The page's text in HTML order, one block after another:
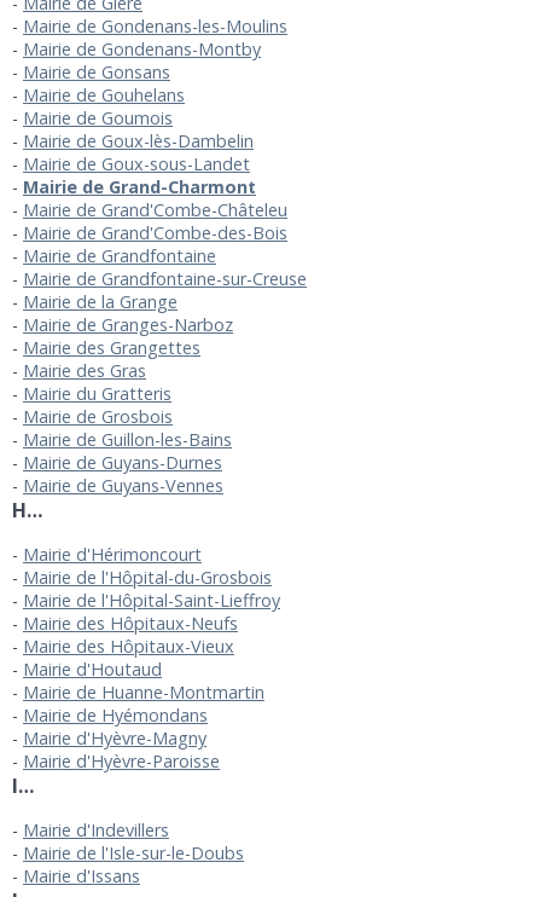
Mairie de Gondenans-les-Moulins
Mairie de Gondenans-Montby
Mairie de Gonsans
Mairie de Gouhelans
Mairie de Goumois
Mairie de Goux-lès-Dambelin
Mairie de Goux-sous-Landet
Mairie de Grand-Charmont
Mairie de Grand'Combe-Châteleu
Mairie de Grand'Combe-des-Bois
Mairie de Grandfontaine
Mairie de Grandfontaine-sur-Creuse
Mairie de la Grange
Mairie de Granges-Narboz
Mairie des Grangettes
Mairie des Gras
Mairie du Gratteris
Mairie de Grosbois
Mairie de Guillon-les-Bains
Mairie de Guyans-Durnes
Mairie de Guyans-Vennes
H…
Mairie d'Hérimoncourt
Mairie de l'Hôpital-du-Grosbois
Mairie de l'Hôpital-Saint-Lieffroy
Mairie des Hôpitaux-Neufs
Mairie des Hôpitaux-Vieux
Mairie d'Houtaud
Mairie de Huanne-Montmartin
Mairie de Hyémondans
Mairie d'Hyèvre-Magny
Mairie d'Hyèvre-Paroisse
I…
Mairie d'Indevillers
Mairie de l'Isle-sur-le-Doubs
Mairie d'Issans